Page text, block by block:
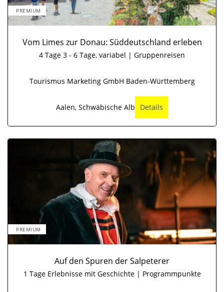
PREMIUM
Vom Limes zur Donau: Süddeutschland erleben
4 Tage 3 - 6 Tage, variabel | Gruppenreisen
Tourismus Marketing GmbH Baden-Württemberg
Aalen, Schwäbische Alb Details
PREMIUM
Auf den Spuren der Salpeterer
1 Tage Erlebnisse mit Geschichte | Programmpunkte